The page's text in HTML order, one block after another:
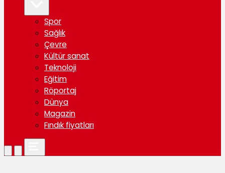
Spor
Sağlık
Çevre
Kültür sanat
Teknoloji
Eğitim
Röportaj
Dünya
Magazin
Fındık fiyatları